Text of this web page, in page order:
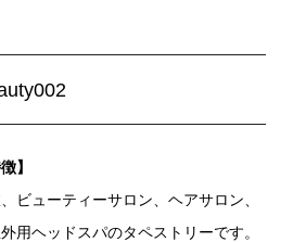
】
ビューティーサロン、ヘアサロン、
用ヘッドスパのタペストリーです。